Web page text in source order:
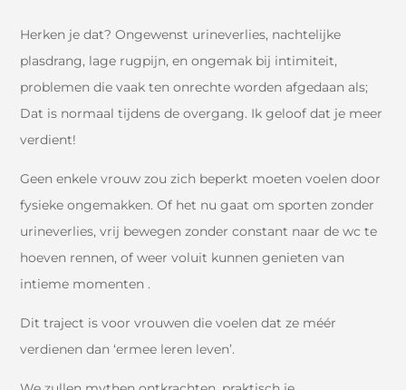
Herken je dat? Ongewenst urineverlies, nachtelijke
plasdrang, lage rugpijn, en ongemak bij intimiteit,
problemen die vaak ten onrechte worden afgedaan als;
Dat is normaal tijdens de overgang. Ik geloof dat je meer
verdient!
Geen enkele vrouw zou zich beperkt moeten voelen door
fysieke ongemakken. Of het nu gaat om sporten zonder
urineverlies, vrij bewegen zonder constant naar de wc te
hoeven rennen, of weer voluit kunnen genieten van
intieme momenten .
Dit traject is voor vrouwen die voelen dat ze méér
verdienen dan ‘ermee leren leven’.